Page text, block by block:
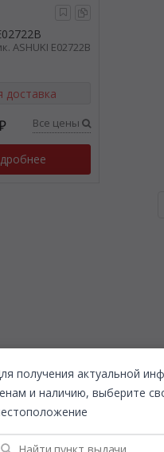
получения актуальной
и наличию, выберите
ASHUKI E02722B
доставка
Все цены